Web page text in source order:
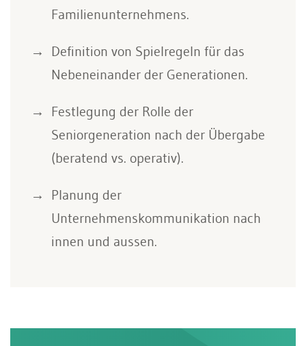
Familienunternehmens.
Definition von Spielregeln für das
Nebeneinander der Generationen.
Festlegung der Rolle der
Seniorgeneration nach der Übergabe
(beratend vs. operativ).
Planung der
Unternehmenskommunikation nach
innen und aussen.